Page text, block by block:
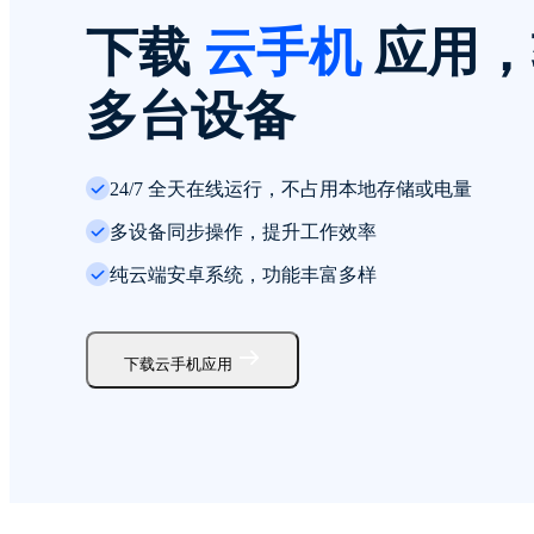
下载 云手机应用
多台设备
24/7 全天在线运行，不占用本地存储或电量
多设备同步操作，提升工作效率
纯云端安卓系统，功能丰富多样
下载云手机应用